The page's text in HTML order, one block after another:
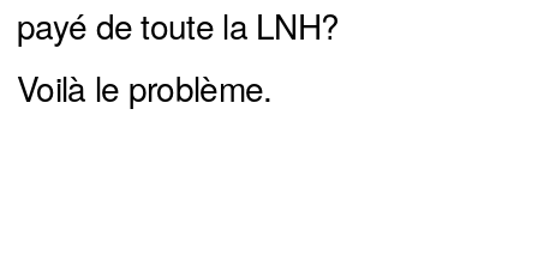
payé de toute la LNH?
Voilà le problème.